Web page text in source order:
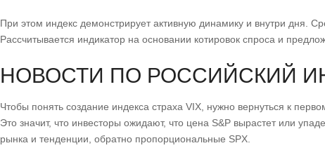
При этом индекс демонстрирует активную динамику и внутри дня.
Рассчитывается индикатор на основании котировок спроса и
НОВОСТИ ПО РОССИЙСКИЙ
Чтобы понять создание индекса страха VIX, нужно вернуться к
Это значит, что инвесторы ожидают, что цена S&P вырастет или
рынка и тенденции, обратно пропорциональные SPX.